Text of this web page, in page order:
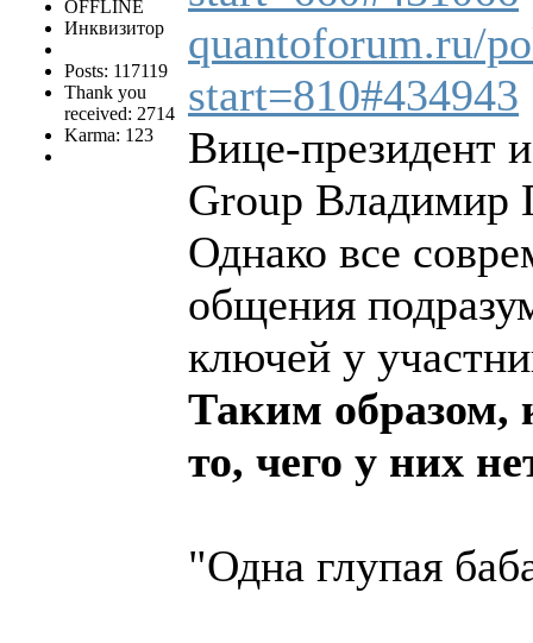
OFFLINE
Инквизитор
Posts: 117119
Thank you
received: 2714
Karma: 123
quantoforum.ru/
start=810#434943
Вице-президент
Group Владимир
Однако все
общения
ключей у
Таким образом,
то, чего у них
"Одна глупая